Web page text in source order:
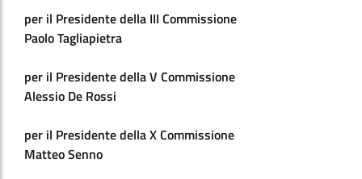
per il Presidente della III Commissione
Paolo Tagliapietra
per il Presidente della V Commissione
Alessio De Rossi
per il Presidente della X Commissione
Matteo Senno